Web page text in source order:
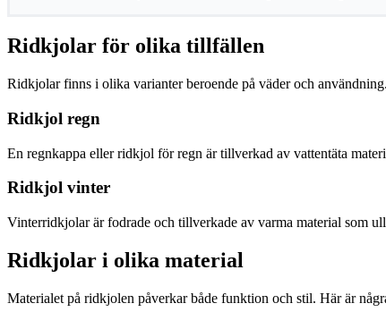
Ridkjolar för olika tillfällen
Ridkjolar finns i olika varianter beroende på väder och
Ridkjol regn
En regnkappa eller ridkjol för regn är tillverkad av vattentäta
Ridkjol vinter
Vinterridkjolar är fodrade och tillverkade av varma material som
Ridkjolar i olika material
Materialet på ridkjolen påverkar både funktion och stil. Här är